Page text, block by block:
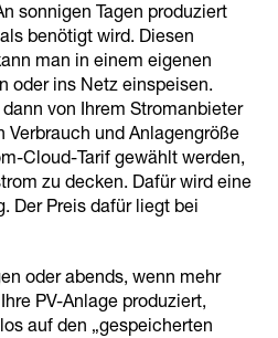
sonnigen Tagen produziert
benötigt wird. Diesen
man in einem eigenen
oder ins Netz einspeisen.
von Ihrem Stromanbieter
Verbrauch und Anlagengröße
Cloud-Tarif gewählt werden,
zu decken. Dafür wird eine
Der Preis dafür liegt bei
oder abends, wenn mehr
PV-Anlage produziert,
auf den „gespeicherten